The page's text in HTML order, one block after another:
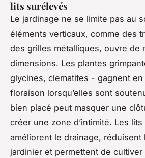
lits surélevés
Le jardinage ne se limite pas au
éléments verticaux, comme des
des grilles métalliques, ouvre de
dimensions. Les plantes
glycines, clematites - gagnent
floraison lorsqu’elles sont
bien placé peut masquer une
créer une zone d’intimité. Les
améliorent le drainage, réduisent
jardinier et permettent de